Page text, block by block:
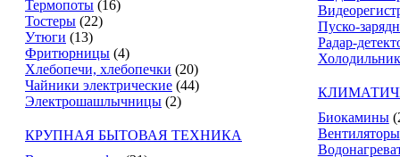
Термопоты (16)
Тостеры (22)
Утюги (13)
Фритюрницы (4)
Хлебопечи, хлебопечки (20)
Чайники электрические (44)
Электрошашлычницы (2)
КРУПНАЯ БЫТОВАЯ ТЕХНИКА
Пуско-
Радар-
Биокамины
Вентиляторы